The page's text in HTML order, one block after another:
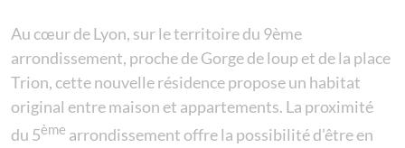
Au cœur de Lyon, sur le territoire du 9ème
arrondissement, proche de Gorge de loup et de la place
Trion, cette nouvelle résidence propose un habitat
original entre maison et appartements. La proximité
du 5ème arrondissement offre la possibilité d’être en